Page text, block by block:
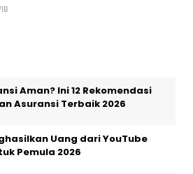
Aman? Ini 12 Rekomendasi
Asuransi Terbaik 2026
Uang dari YouTube
Pemula 2026